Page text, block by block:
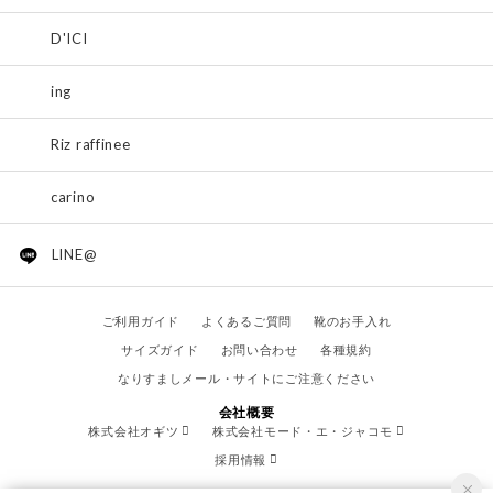
D'ICI
ing
Riz raffinee
carino
LINE@
ご利用ガイド よくあるご質問
靴のお手入れ
サイズガイド
お問い合わせ
各種規約
なりすましメール・サイトにご注意ください
会社概要
株式会社オギツ
株式会社モード・エ・ジャコモ
採用情報